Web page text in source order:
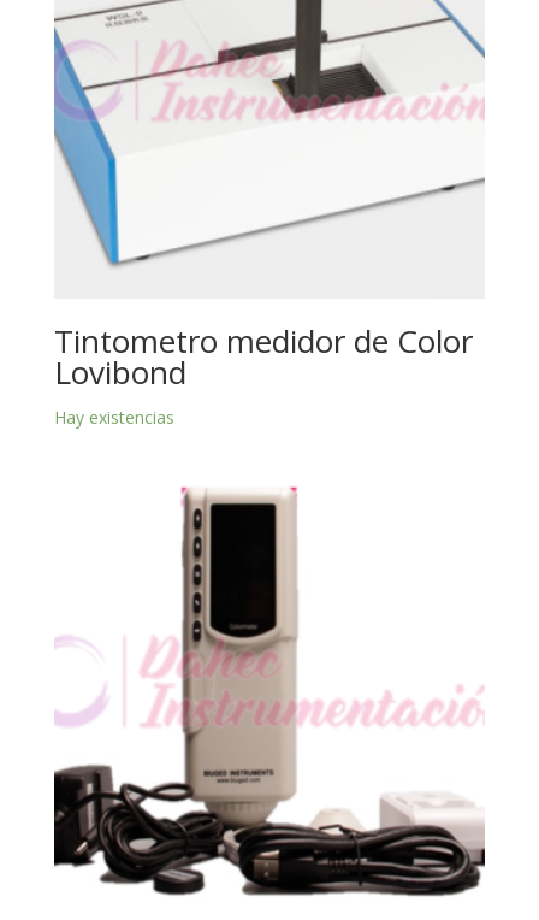
Tintometro medidor de Color
Lovibond
Hay existencias